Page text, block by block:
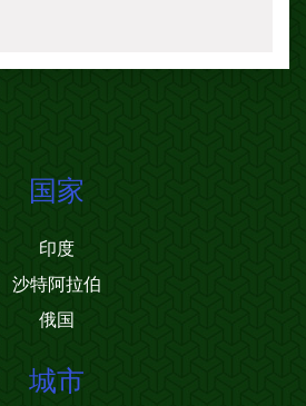
国家
印度
沙特阿拉伯
俄国
城市